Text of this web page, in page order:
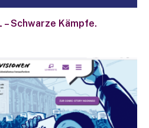
– Schwarze Kämpfe.